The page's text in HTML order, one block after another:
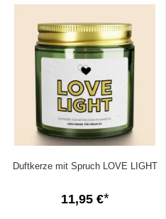
Duftkerze mit Spruch LOVE LIGHT
11,95 €